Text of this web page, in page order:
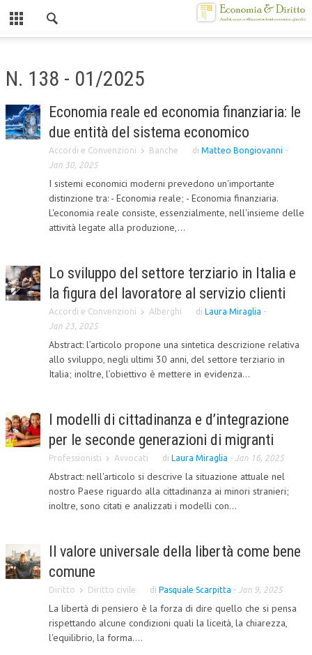
CHI SIAMO
MISSION
ATTO COSTITUTIVO E STATUTO
ORGANIZZAZIONE
DIREZIONE SCIENTIFICA
ALTA FORMAZIONE
CORSI CE.S.E.D.
ARCHIVIO CORSI 2015
LA RIVISTA
COMITATO SCIENTIFICO
REDAZIONE
PEER REVIEW
AUTORI
N. 138 - 01/2025
Economia reale ed economia finanziaria: le
due entità del sistema economico
Accordi e Convenzioni Banche di Matteo Bongiovanni -
Jan 30, 2025
I sistemi economici moderni prevedono un'importante
distinzione tra: - Economia reale; - Economia finanziaria.
L'economia reale consiste, essenzialmente, nell'insieme delle
attività legate alla produzione,...
Lo sviluppo del settore terziario in Italia e
la figura del lavoratore al servizio clienti
Accordi e Convenzioni Alberghi di Laura Miraglia -
Jan 23, 2025
Abstract: l’articolo propone una sintetica descrizione relativa
allo sviluppo, negli ultimi 30 anni, del settore terziario in
Italia; inoltre, l’obiettivo è mettere in evidenza...
I modelli di cittadinanza e d’integrazione
per le seconde generazioni di migranti
Professionisti Avvocati di Laura Miraglia - Jan 16, 2025
Abstract: nell'articolo si descrive la situazione attuale nel
nostro Paese riguardo alla cittadinanza ai minori stranieri;
inoltre, sono citati e analizzati i modelli con...
Il valore universale della libertà come bene
comune
Diritto Diritto civile di Pasquale Scarpitta - Jan 9, 2025
La libertà di pensiero è la forza di dire quello che si pensa
rispettando alcune condizioni quali la liceità, la chiarezza,
l'equilibrio, la forma....